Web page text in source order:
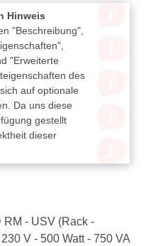
Hinweis
"Beschreibung",
"Erweiterte
des
auf optionale
Da uns diese
gestellt
dieser
RM - USV (Rack -
V - 500 Watt - 750 VA